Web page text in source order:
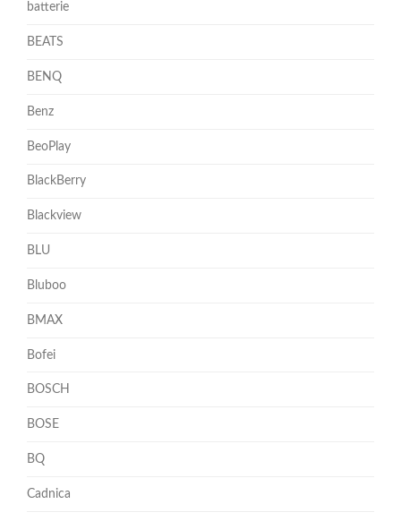
batterie
BEATS
BENQ
Benz
BeoPlay
BlackBerry
Blackview
BLU
Bluboo
BMAX
Bofei
BOSCH
BOSE
BQ
Cadnica